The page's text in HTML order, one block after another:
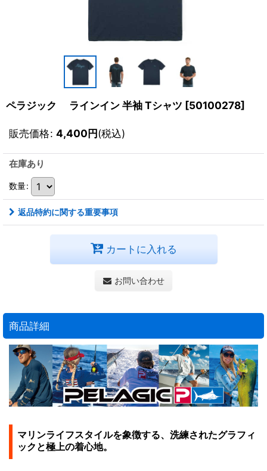
ペラジック ラインイン 半袖 Tシャツ [50100278]
販売価格: 4,400円(税込)
在庫あり
数量:
返品特約に関する重要事項
カートに入れる
お問い合わせ
商品詳細
マリンライフスタイルを象徴する、洗練されたグラフィ
ックと極上の着心地。